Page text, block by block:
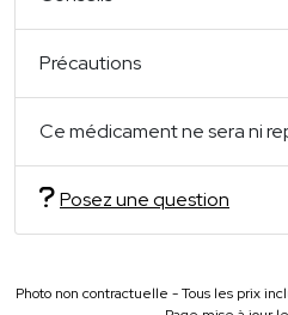
Précautions
Ce médicament ne sera ni
Posez une question
Photo non contractuelle - Tous les prix